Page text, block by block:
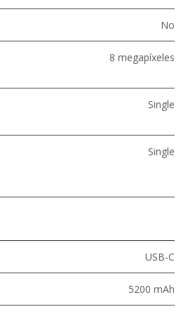
No
8 megapíxeles
Single
Single
USB-C
5200 mAh